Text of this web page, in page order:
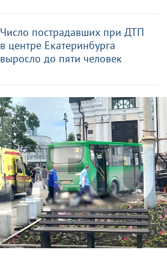
Число пострадавших при ДТП
в центре Екатеринбурга
выросло до пяти человек